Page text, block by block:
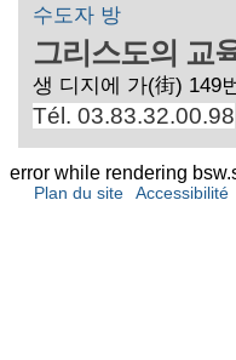
수도자 방
그리스도의 교
생 디지에 가(街) 149
Tél. 03.83.32.00.98
error while rendering
Plan du site Accessibilité